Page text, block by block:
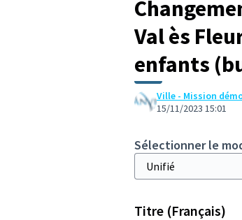
Val ès
enfants
Ville - Mission
15/11/2023 15:01
Sélectionner le
Titre (Français)